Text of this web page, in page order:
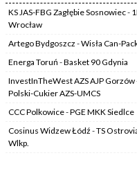
KS JAS-FBG Zagłębie Sosnowiec-
Wrocław
Artego Bydgoszcz -Wisła Can-
Energa Toruń -Basket 90 Gdynia
InvestInTheWest AZS AJP Gorzów
Polski-Cukier AZS-UMCS
CCC Polkowice-PGE MKK Siedlce
Cosinus Widzew Łódź -TS
Wlkp.